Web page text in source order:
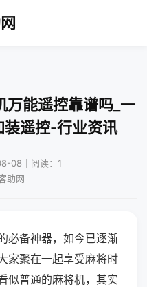
万能遥控靠谱吗_一
装遥控-行业资讯
08｜阅读：1
助网
必备神器，如今已逐渐
家聚在一起享受麻将时
似普通的麻将机，其实